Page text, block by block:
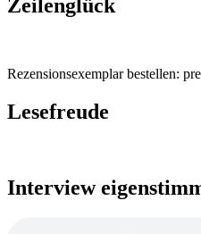
Zeilenglück
Rezensionsexemplar bestellen:
Lesefreude
Interview